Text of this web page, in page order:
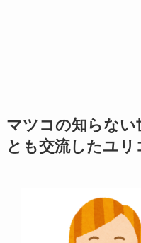
マツコの知らない
とも交流したユリ